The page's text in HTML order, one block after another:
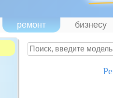
ремонт бизнесу